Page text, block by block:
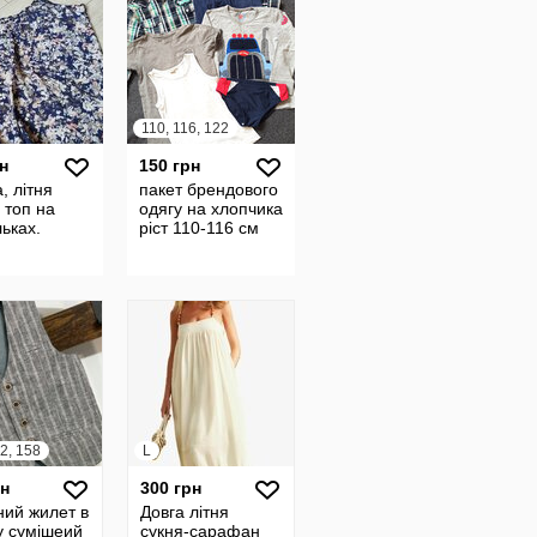
літня
на
110, 116, 122
150 грн
пакет брендового
одягу на хлопчика
ріст 110-116 см
158
жилет в
сумішеий
L
300 грн
Довга літня
сукня-сарафан